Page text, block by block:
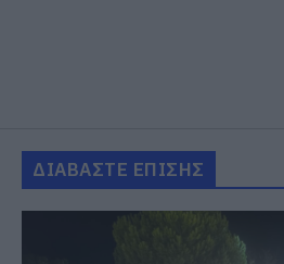
ΔΙΑΒΑΣΤΕ ΕΠΙΣΗΣ